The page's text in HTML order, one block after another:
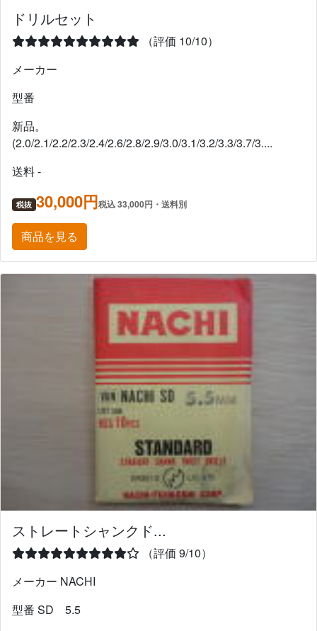
ドリルセット
（評価 10/10）
メーカー
型番
新品。
(2.0/2.1/2.2/2.3/2.4/2.6/2.8/2.9/3.0/3.1/3.2/3.3/3.7/3....
送料 -
税抜 30,000円税込 33,000円・送料別
商品を見る
ストレートシャンクド...
（評価 9/10）
メーカー NACHI
型番 SD 5.5